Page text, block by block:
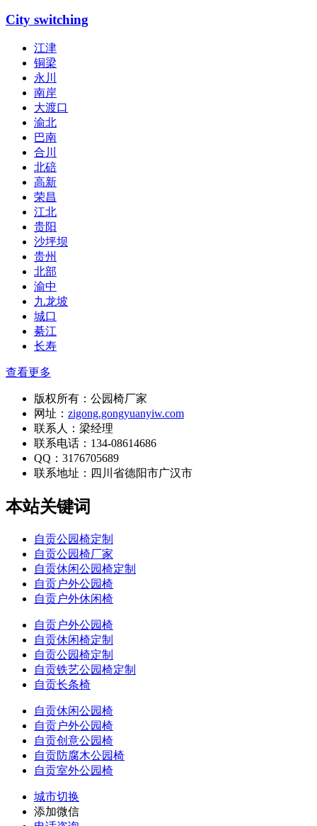
City switching
江津
铜梁
永川
南岸
大渡口
渝北
巴南
合川
北碚
高新
荣昌
江北
贵阳
沙坪坝
贵州
北部
渝中
九龙坡
城口
綦江
长寿
查看更多
版权所有：公园椅厂家
网址： zigong.gongyuanyiw.com
联系人：梁经理
联系电话：134-08614686
QQ：3176705689
联系地址： 四川省德阳市广汉市
本站关键词
自贡公园椅定制
自贡公园椅厂家
自贡休闲公园椅定制
自贡户外公园椅
自贡户外休闲椅
自贡户外公园椅
自贡休闲椅定制
自贡公园椅定制
自贡铁艺公园椅定制
自贡长条椅
自贡休闲公园椅
自贡户外公园椅
自贡创意公园椅
自贡防腐木公园椅
自贡室外公园椅
城市切换
添加微信